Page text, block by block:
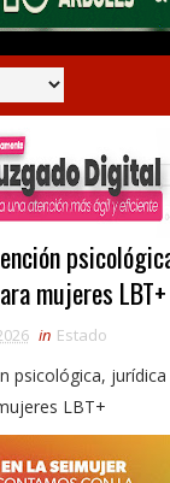
mujeres LBT+
in Estado
psicológica, jurídica
LBT+